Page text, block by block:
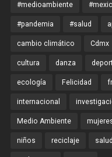
#medioambiente
#pandemia #salud
cambio climático Cdmx
cultura danza
ecología Felicidad
internacional
Medio Ambiente
niños reciclaje salud